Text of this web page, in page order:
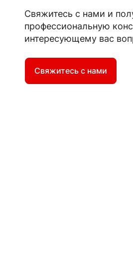
Свяжитесь с нами и
профессиональную
интересующему вас
Свяжитесь с нами